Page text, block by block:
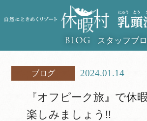
BLOG スタッフブ
ブログ 2024.01.14
『オフピーク旅』で休
楽しみましょう!!